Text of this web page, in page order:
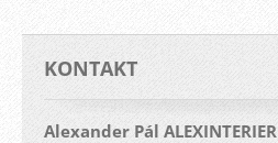
KONTAKT
Alexander Pál ALEXINTERIER